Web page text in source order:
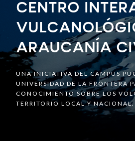
CENTRO
ARAUCANÍA
UNA INICIATIVA DEL CAMPUS
UNIVERSIDAD DE LA FRONTERA
CONOCIMIENTO SOBRE LOS
TERRITORIO LOCAL Y NACIONAL.